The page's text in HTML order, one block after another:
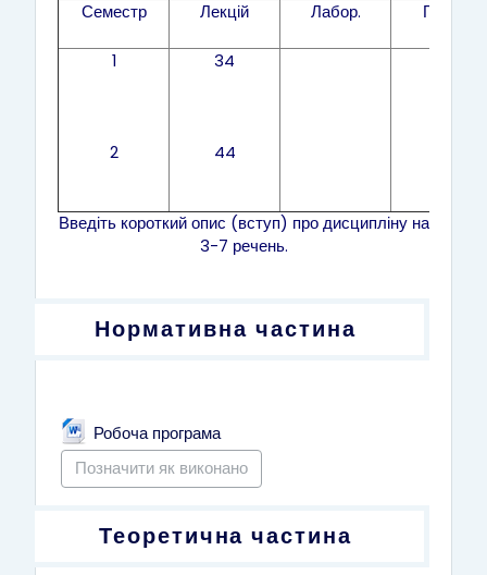
Семестр
Лекцій Лабор. Практ.
1
2
34
44
Введіть короткий опис (вступ) про дисципліну на
3-7 речень.
Нормативна частина
Робоча програмаФайл
Позначити як виконано
Теоретична частина